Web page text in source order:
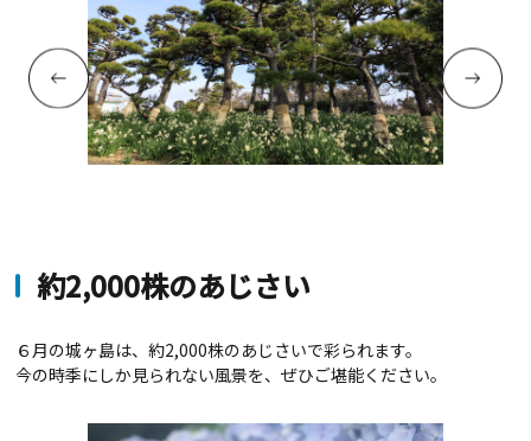
約2,000株のあじさい
６月の城ヶ島は、約2,000株のあじさいで彩られます。
今の時季にしか見られない風景を、ぜひご堪能ください。